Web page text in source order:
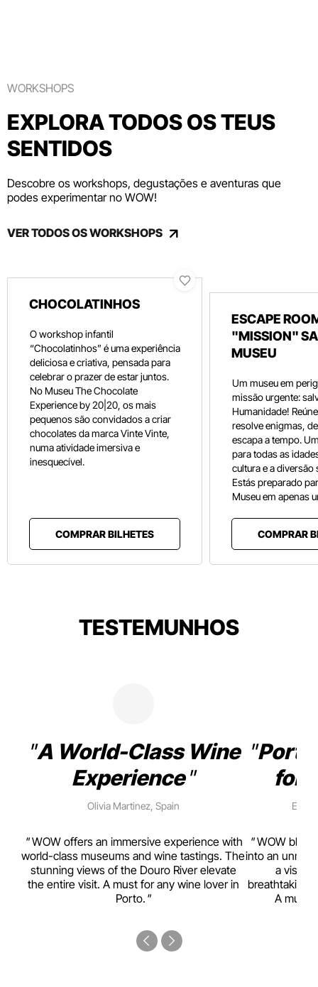
WORKSHOPS
EXPLORA TODOS OS TEUS
SENTIDOS
Descobre os workshops, degustações e aventuras que
podes experimentar no WOW!
VER TODOS OS WORKSHOPS
CHOCOLATINHOS
O workshop infantil
“Chocolatinhos” é uma experiência
deliciosa e criativa, pensada para
celebrar o prazer de estar juntos.
No Museu The Chocolate
Experience by 20|20, os mais
pequenos são convidados a criar
chocolates da marca Vinte Vinte,
numa atividade imersiva e
inesquecível.
COMPRAR BILHETES
ESCAPE
"MISSION"
MUSEU
Um museu em
missão urgente:
Humanidade!
resolve enigmas,
escapa a tempo.
para todas as
cultura e a diversão
Estás preparado
Museu em apenas
COMPRAR
TESTEMUNHOS
A World-Class Wine
Experience
Olivia Martinez, Spain
WOW offers an immersive experience with
world-class museums and wine tastings. The
stunning views of the Douro River elevate
the entire visit. A must for any wine lover in
Porto.
for
WOW
into an
a visual
breathtaking
A must-